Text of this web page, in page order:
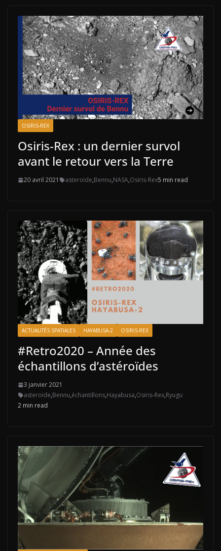
OSIRIS-REX
Osiris-Rex : un dernier survol
avant le retour vers la Terre
20 avril 2021 asteroïde,Bennu,NASA,Osiris-Rex5 min read
ACTUALITÉS SPATIALES HAYABUSA-2 OSIRIS-REX
#Retro2020 – Année des
échantillons d’astéroïdes
3 janvier 2021
asteroïde,Bennu,échantillons,Hayabusa,Osiris-Rex,Ryugu
2 min read